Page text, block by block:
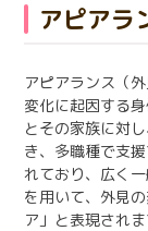
東京都の取組
医療従事者の方
アピアラ
アピアランス（
変化に起因する
とその家族に対
き、多職種で支
れており、広く
を用いて、外見
ア」と表現されま